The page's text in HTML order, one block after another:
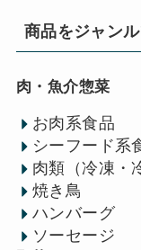
商品をジャン
肉・魚介惣菜
お肉系食品
シーフード系
肉類（冷凍・
焼き鳥
ハンバーグ
ソーセージ